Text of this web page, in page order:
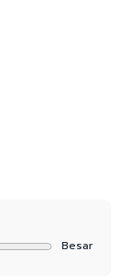
Besar